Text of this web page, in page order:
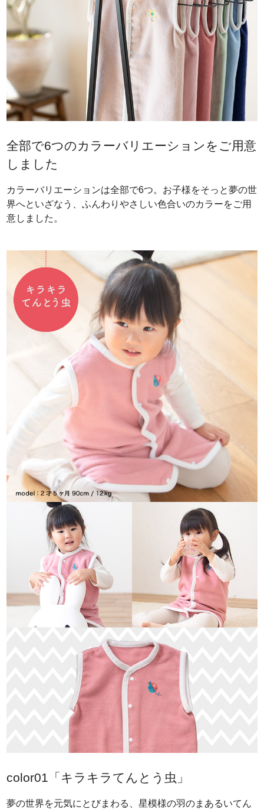
全部で6つのカラーバリエーションをご用意
しました
カラーバリエーションは全部で6つ。お子様をそっと夢の世
界へといざなう、ふんわりやさしい色合いのカラーをご用
意しました。
color01「キラキラてんとう虫」
夢の世界を元気にとびまわる、星模様の羽のまあるいてん